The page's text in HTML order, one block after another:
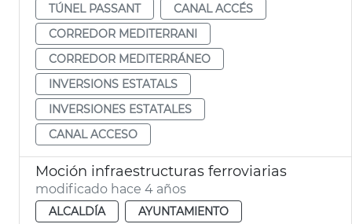
TÚNEL PASSANT
CANAL ACCÉS
CORREDOR MEDITERRANI
CORREDOR MEDITERRÁNEO
INVERSIONS ESTATALS
INVERSIONES ESTATALES
CANAL ACCESO
Moción infraestructuras ferroviarias
modificado hace 4 años
ALCALDÍA AYUNTAMIENTO